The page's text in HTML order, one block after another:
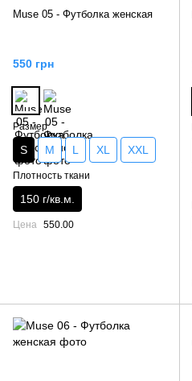
Muse 05 - Футболка женская
550 грн
Размер
S M L XL XXL
Плотность ткани
150 г/кв.м.
Цена 550.00